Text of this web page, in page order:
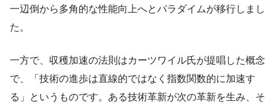
一辺倒から多角的な性能向上へとパラダイムが移行しまし
た。
一方で、収穫加速の法則はカーツワイル氏が提唱した概念
で、「技術の進歩は直線的ではなく指数関数的に加速す
る」というものです。ある技術革新が次の革新を生み、そ